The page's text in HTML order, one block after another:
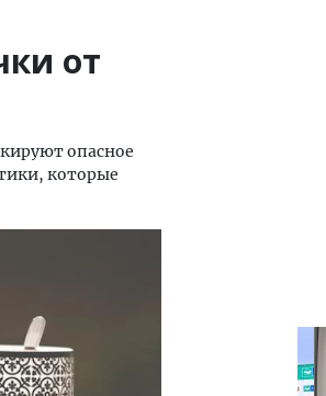
от
опасное
которые